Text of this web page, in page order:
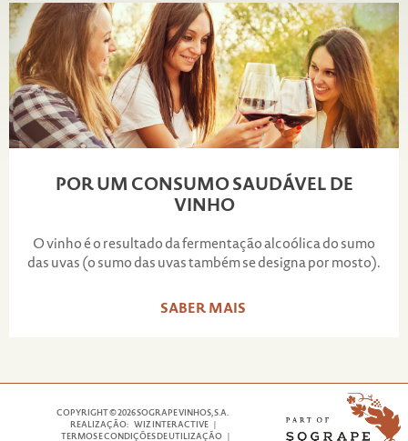
POR UM CONSUMO SAUDÁVEL DE
VINHO
O vinho é o resultado da fermentação alcoólica do sumo
das uvas (o sumo das uvas também se designa por mosto).
SABER MAIS
COPYRIGHT © 2026 SOGRAPE VINHOS, S.A.
REALIZAÇÃO:
WIZ INTERACTIVE
TERMOS E CONDIÇÕES DE UTILIZAÇÃO